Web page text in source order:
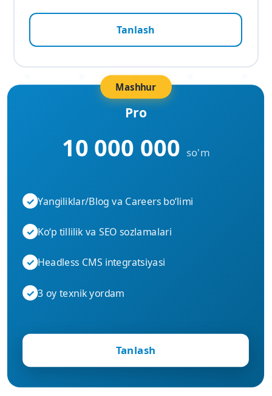
Tanlash
Mashhur
Pro
10 000 000 so'm
✓ Yangiliklar/Blog va Careers bo‘limi
✓ Ko‘p tillilik va SEO sozlamalari
✓ Headless CMS integratsiyasi
✓ 3 oy texnik yordam
Tanlash